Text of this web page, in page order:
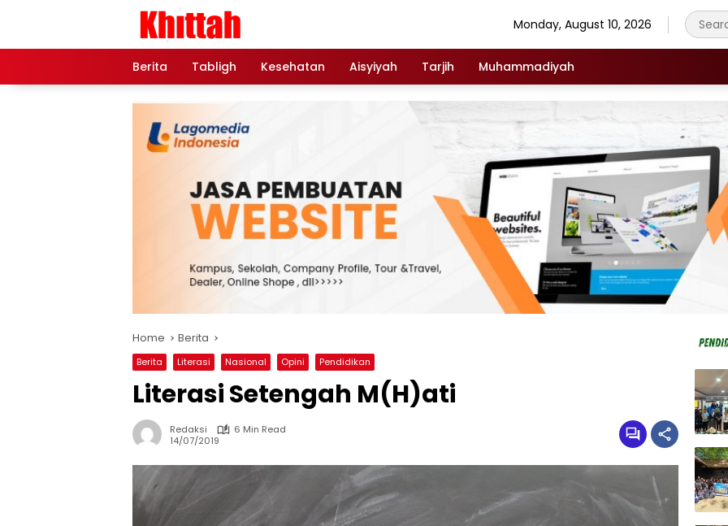
Monday, August 10, 2026
Berita Tabligh Kesehatan Aisyiyah Tarjih Muhammadiyah
Home Berita
Berita Literasi Nasional Opini Pendidikan
Literasi Setengah M(H)ati
Redaksi
6 Min Read
14/07/2019